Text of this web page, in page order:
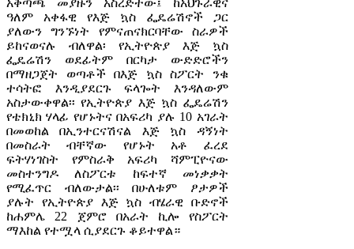
ዓለም አቀፋዊ የእጅ ኳስ ፌዴሬሽኖች ጋር
ያለውን ግንኙነት የምናጠናክርባቸው ስራዎች
ይከናወናሉ ብለዋል፡ የኢትዮጵያ እጅ ኳስ
ፌዴሬሽን ወደፊትም በርካታ ውድድሮችን
በማዘጋጀት ወጣቶች በእጅ ኳስ ስፖርት ንቁ
ተሳትፎ እንዲያደርጉ ፍላጐት እንዳለውም
አስታውቀዋል፡፡ የኢትዮጵያ እጅ ኳስ ፌዴሬሽን
የቴክኒክ ሃላፊ የሆኑትና በአፍሪካ ያሉ 10 አገራት
በመወከል በኢንተርናሽናል እጅ ኳስ ዳኝነት
በመስራት ብቸኛው የሆኑት አቶ ፈረደ
ፍትሃነገስት የምስራቅ አፍሪካ ሻምፒዮናው
መስተንግዶ ለስፖርቱ ከፍተኛ መነቃቃት
የሚፈጥር ብለውታል፡፡ በሁለቱም ፆታዎች
ያሉት የኢትዮጵያ እጅ ኳስ ብሄራዊ ቡድኖች
ከሐምሌ 22 ጀምሮ በአራት ኪሎ የስፖርት
ማእከል የተሟላ ሲያደርጉ ቆይተዋል።